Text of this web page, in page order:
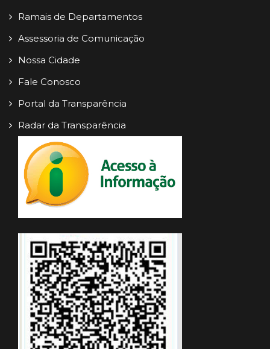
Ramais de Departamentos
Assessoria de Comunicação
Nossa Cidade
Fale Conosco
Portal da Transparência
Radar da Transparência